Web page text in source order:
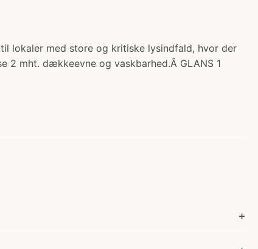
til lokaler med store og kritiske lysindfald, hvor der
2 mht. dækkeevne og vaskbarhed.Â GLANS 1